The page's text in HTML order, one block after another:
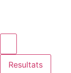
Resultats